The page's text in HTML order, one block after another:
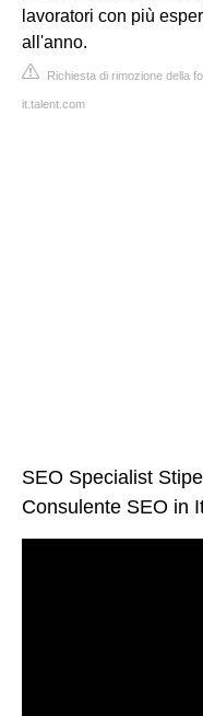
lavoratori con più
all'anno.
Richiesta di rimozione della
it.talent.com
SEO Specialist
Consulente SEO in